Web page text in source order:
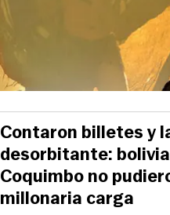
Contaron billetes y
desorbitante:
Coquimbo no
millonaria carga